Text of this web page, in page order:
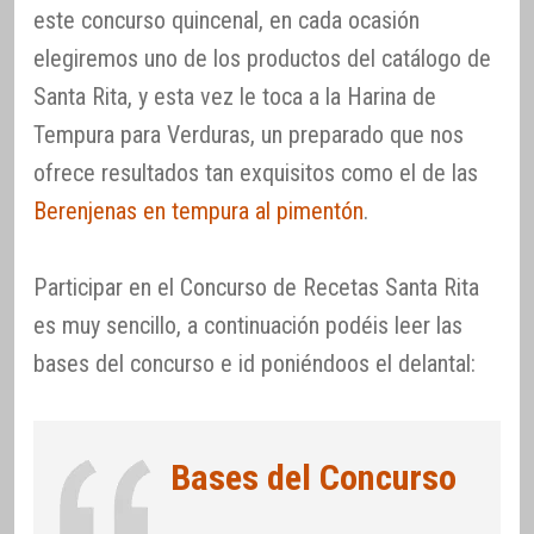
este concurso quincenal, en cada ocasión
elegiremos uno de los productos del catálogo de
Santa Rita, y esta vez le toca a la Harina de
Tempura para Verduras, un preparado que nos
ofrece resultados tan exquisitos como el de las
Berenjenas en tempura al pimentón.
Participar en el Concurso de Recetas Santa Rita
es muy sencillo, a continuación podéis leer las
bases del concurso e id poniéndoos el delantal:
Bases del Concurso